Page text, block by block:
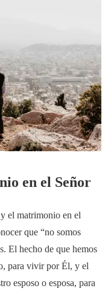
en el Señor
el matrimonio en el
que “no somos
El hecho de que hemos
para vivir por Él, y el
esposo o esposa, para